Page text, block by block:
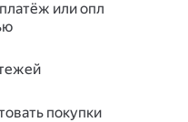
или опл
покупки